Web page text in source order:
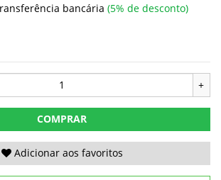
bancária (5% de desconto)
+
COMPRAR
Adicionar aos favoritos